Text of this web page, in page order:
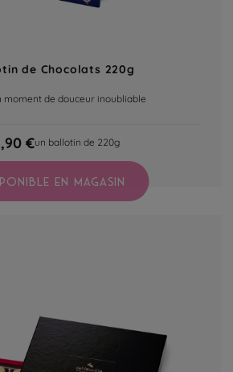
de Chocolats 220g
moment de douceur inoubliable
€un ballotin de 220g
EN MAGASIN